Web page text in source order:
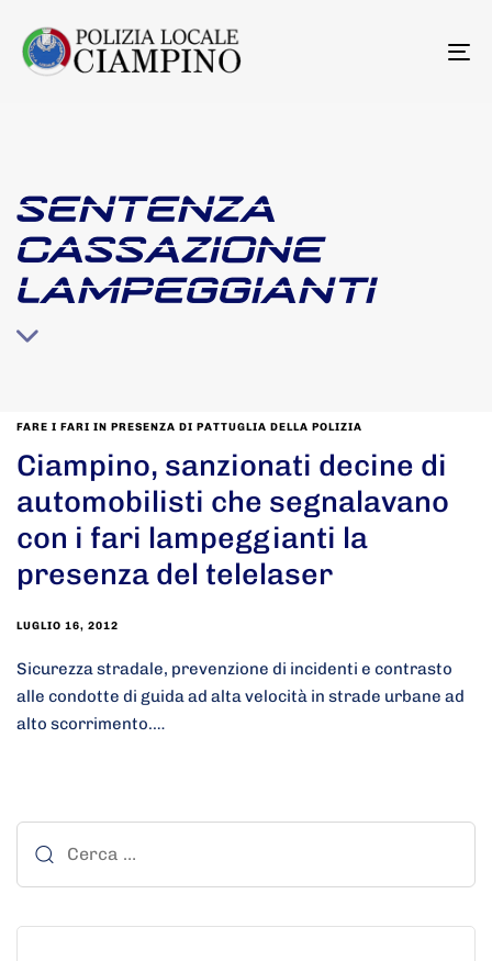
SENTENZA
CASSAZIONE
LAMPEGGIANTI
FARE I FARI IN PRESENZA DI PATTUGLIA DELLA POLIZIA
Ciampino, sanzionati decine di
automobilisti che segnalavano
con i fari lampeggianti la
presenza del telelaser
LUGLIO 16, 2012
Sicurezza stradale, prevenzione di incidenti e contrasto
alle condotte di guida ad alta velocità in strade urbane ad
alto scorrimento.…